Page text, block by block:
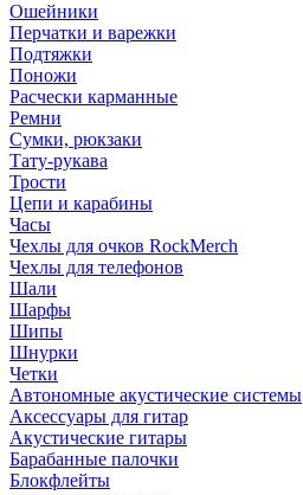
Ошейники
Перчатки и варежки
Подтяжки
Поножи
Расчески карманные
Ремни
Сумки, рюкзаки
Тату-рукава
Трости
Цепи и карабины
Часы
Чехлы для очков RockMerch
Чехлы для телефонов
Шали
Шарфы
Шипы
Шнурки
Четки
Автономные акустические системы
Аксессуары для гитар
Акустические гитары
Барабанные палочки
Блокфлейты